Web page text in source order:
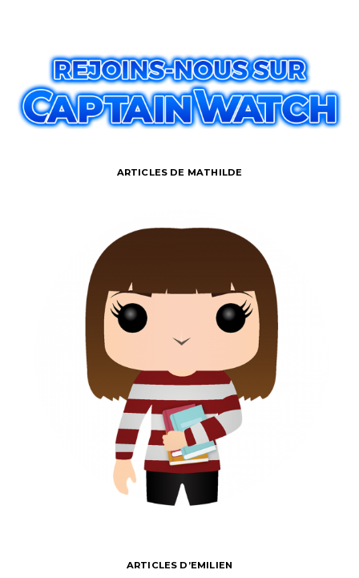
ARTICLES DE MATHILDE
ARTICLES D’EMILIEN